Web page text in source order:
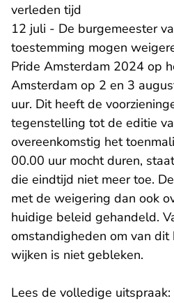
verleden tijd
12 juli - De burgemeester
toestemming mogen
Pride Amsterdam 2024 op
Amsterdam op 2 en 3
uur. Dit heeft de
tegenstelling tot de editie
overeenkomstig het
00.00 uur mocht duren,
die eindtijd niet meer toe.
met de weigering dan ook
huidige beleid gehandeld.
omstandigheden om van
wijken is niet gebleken.
Lees de volledige uitspraak: